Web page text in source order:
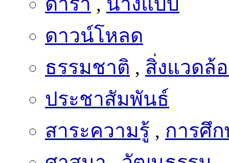
ดาวน์โหลด
ธรรมชาติ, สิ่งแวดล้
ประชาสัมพันธ์
สาระความรู้,การศึ
ศาสนา,วัฒนธรรม